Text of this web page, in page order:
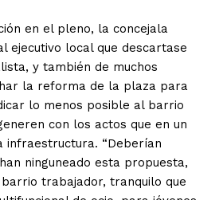
en el pleno, la concejala
ejecutivo local que descartase
y también de muchos
la reforma de la plaza para
lo menos posible al barrio
con los actos que en un
infraestructura. “Deberían
ninguneado esta propuesta,
trabajador, tranquilo que